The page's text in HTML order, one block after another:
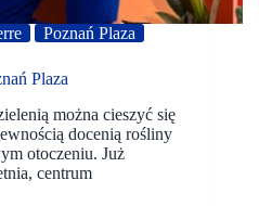
Poznań Plaza
Plaza
można cieszyć się
docenią rośliny
otoczeniu. Już
centrum